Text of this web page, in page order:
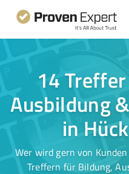
14
Ausbildung
in
Wer wird gern von
Treffern für Bildung,